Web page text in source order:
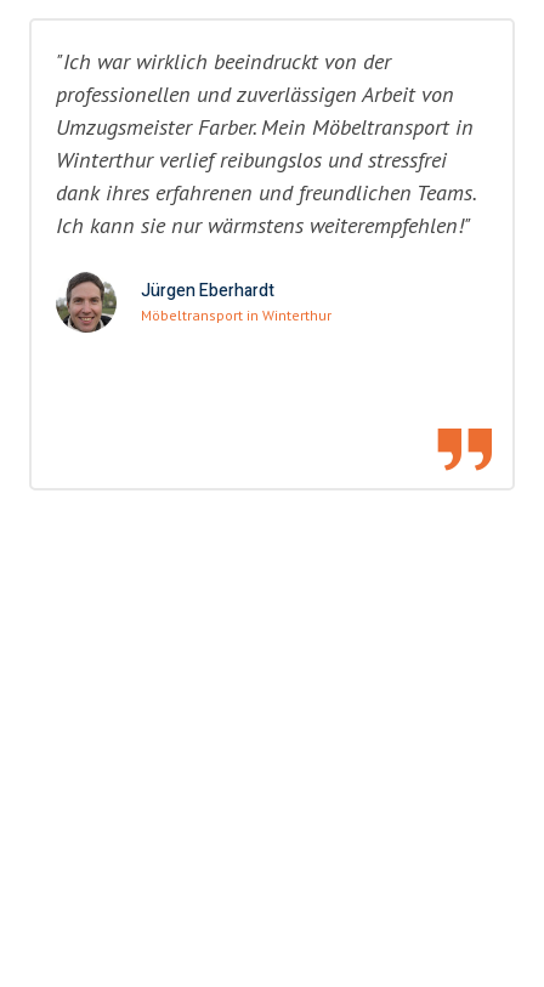
"Ich war wirklich beeindruckt von der
professionellen und zuverlässigen Arbeit von
Umzugsmeister Farber. Mein Möbeltransport in
Winterthur verlief reibungslos und stressfrei
dank ihres erfahrenen und freundlichen Teams.
Ich kann sie nur wärmstens weiterempfehlen!"
Jürgen Eberhardt
Möbeltransport in Winterthur